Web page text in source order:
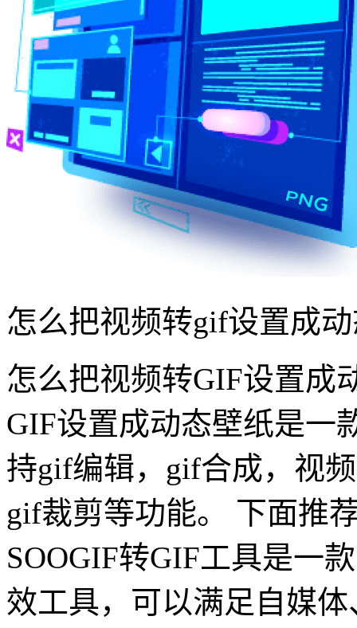
怎么把视频转gif设置成
怎么把视频转GIF设置成
GIF设置成动态壁纸是一
持gif编辑，gif合成，视
gif裁剪等功能。 下面推
SOOGIF转GIF工具是一
效工具，可以满足自媒